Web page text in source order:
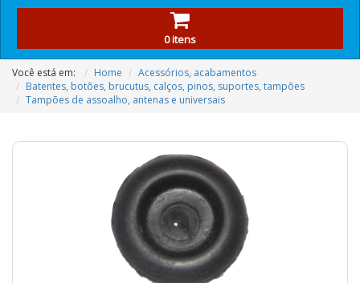
0 itens
Você está em: Home
Acessórios, acabamentos
Batentes, botões, brucutus, calços, pinos, suportes, tampões
Tampões de assoalho, antenas e universais